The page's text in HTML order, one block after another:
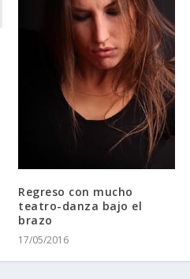
Regreso con mucho
teatro-danza bajo el
brazo
17/05/2016